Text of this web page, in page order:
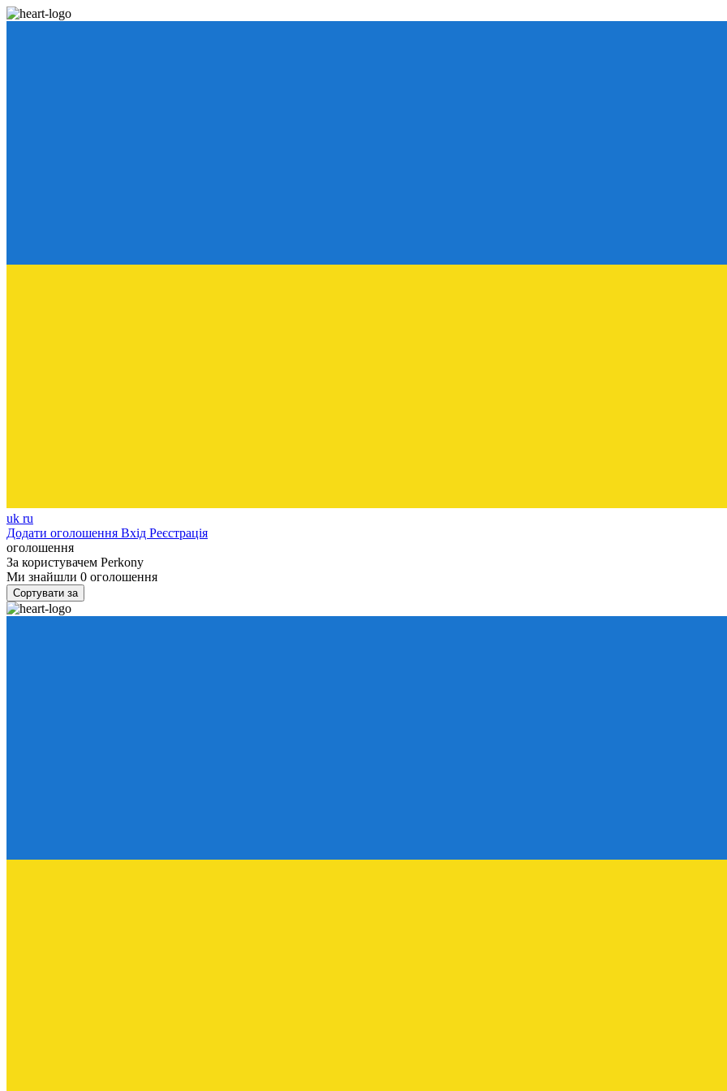
uk ru
Додати оголошення Вхід Реєстрація
оголошення
За користувачем Perkony
Ми знайшли 0 оголошення
Сортувати за